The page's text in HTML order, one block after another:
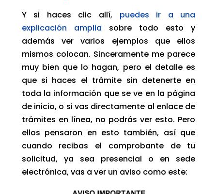
Y si haces clic allí, puedes ir a una
explicación amplia sobre todo esto y
además ver varios ejemplos que ellos
mismos colocan. Sinceramente me parece
muy bien que lo hagan, pero el detalle es
que si haces el trámite sin detenerte en
toda la información que se ve en la página
de inicio, o si vas directamente al enlace de
trámites en línea, no podrás ver esto. Pero
ellos pensaron en esto también, así que
cuando recibas el comprobante de tu
solicitud, ya sea presencial o en sede
electrónica, vas a ver un aviso como este: